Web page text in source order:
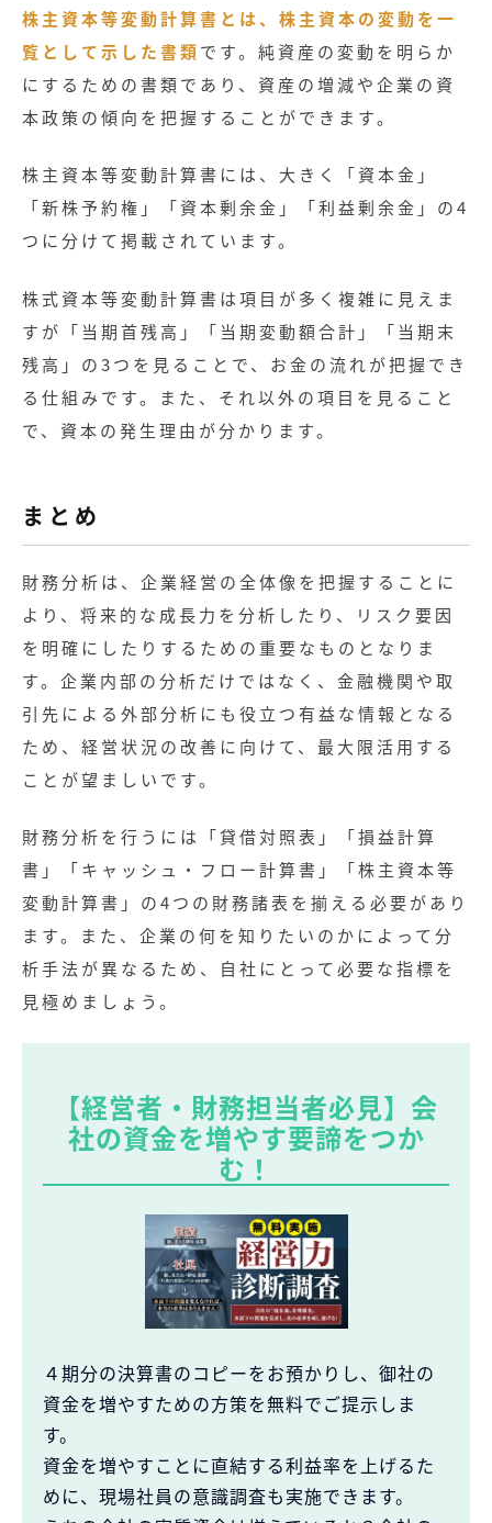
株主資本等変動計算書とは、株主資本の変動を一
覧として示した書類です。純資産の変動を明らか
にするための書類であり、資産の増減や企業の資
本政策の傾向を把握することができます。
株主資本等変動計算書には、大きく「資本金」
「新株予約権」「資本剰余金」「利益剰余金」の4
つに分けて掲載されています。
株式資本等変動計算書は項目が多く複雑に見えま
すが「当期首残高」「当期変動額合計」「当期末
残高」の3つを見ることで、お金の流れが把握でき
る仕組みです。また、それ以外の項目を見ること
で、資本の発生理由が分かります。
まとめ
財務分析は、企業経営の全体像を把握することに
より、将来的な成長力を分析したり、リスク要因
を明確にしたりするための重要なものとなりま
す。企業内部の分析だけではなく、金融機関や取
引先による外部分析にも役立つ有益な情報となる
ため、経営状況の改善に向けて、最大限活用する
ことが望ましいです。
財務分析を行うには「貸借対照表」「損益計算
書」「キャッシュ・フロー計算書」「株主資本等
変動計算書」の4つの財務諸表を揃える必要があり
ます。また、企業の何を知りたいのかによって分
析手法が異なるため、自社にとって必要な指標を
見極めましょう。
【経営者・財務担当者必見】会
社の資金を増やす要諦をつか
む！
４期分の決算書のコピーをお預かりし、御社の
資金を増やすための方策を無料でご提示しま
す。
資金を増やすことに直結する利益率を上げるた
めに、現場社員の意識調査も実施できます。